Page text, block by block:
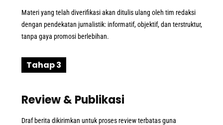
Materi yang telah diverifikasi akan ditulis ulang oleh tim redaksi
dengan pendekatan jurnalistik: informatif, objektif, dan terstruktur,
tanpa gaya promosi berlebihan.
Tahap 3
Review & Publikasi
Draf berita dikirimkan untuk proses review terbatas guna